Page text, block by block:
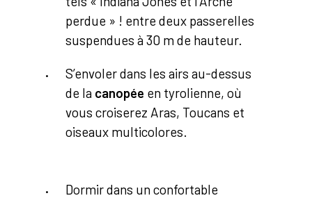
perdue » ! entre deux passerelles
suspendues à 30 m de hauteur.
S’envoler dans les airs au-dessus
de la canopée en tyrolienne, où
vous croiserez Aras, Toucans et
oiseaux multicolores.
Dormir dans un confortable